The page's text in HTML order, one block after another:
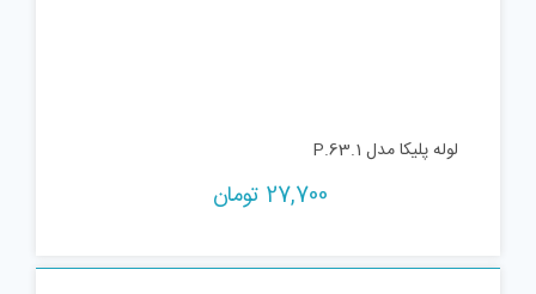
لوله پلیکا مدل P.63.1
27,700 تومان